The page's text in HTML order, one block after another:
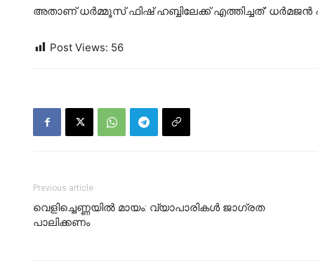
അതാണ് ധര്‍മ്മൂസ് ഫിഷ് ഹബ്ബിലേക്ക് എത്തിച്ചത്’ ധര്‍മജന്‍
Post Views: 56
Previous article
വെളിച്ചെണ്ണയില്‍ മായം: വ്യാപാരികള്‍ ജാഗ്രത
പാലിക്കണം